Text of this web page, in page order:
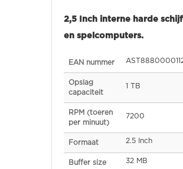
2,5 Inch interne harde
en spelcomputers.
Specificaties
EAN nummer
Opslag
capaciteit
1 TB
RPM (toeren
per minuut)
7200
Formaat 2.5 Inch
Buffer size 32 MB